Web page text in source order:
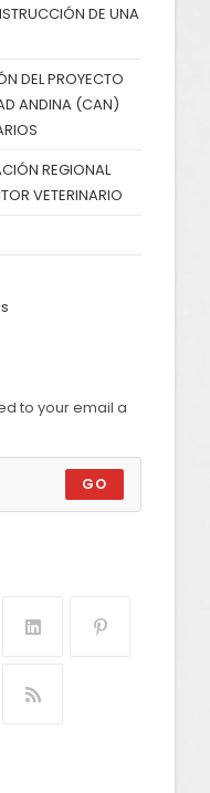
DE UNA
DEL PROYECTO
ANDINA (CAN)
REGIONAL
VETERINARIO
to your email a
GO